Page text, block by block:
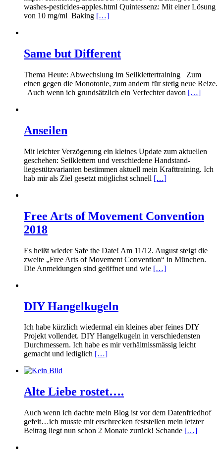
washes-pesticides-apples.html Quintessenz: Mit einer Lösung
von 10 mg/ml Baking […]
Same but Different
Thema Heute: Abwechslung im Seilklettertraining Zum
einen gegen die Monotonie, zum andern für stetig neue Reize.
Auch wenn ich grundsätzlich ein Verfechter davon […]
Anseilen
Mit leichter Verzögerung ein kleines Update zum aktuellen
geschehen: Seilklettern und verschiedene Handstand-
liegestützvarianten bestimmen aktuell mein Krafttraining. Ich
hab mir als Ziel gesetzt möglichst schnell […]
Free Arts of Movement Convention
2018
Es heißt wieder Safe the Date! Am 11/12. August steigt die
zweite „Free Arts of Movement Convention“ in München.
Die Anmeldungen sind geöffnet und wie […]
DIY Hangelkugeln
Ich habe kürzlich wiedermal ein kleines aber feines DIY
Projekt vollendet. DIY Hangelkugeln in verschiedensten
Durchmessern. Ich habe es mir verhältnissmässig leicht
gemacht und lediglich […]
Alte Liebe rostet….
Auch wenn ich dachte mein Blog ist vor dem Datenfriedhof
gefeit…ich musste mit erschrecken feststellen mein letzter
Beitrag liegt nun schon 2 Monate zurück! Schande […]